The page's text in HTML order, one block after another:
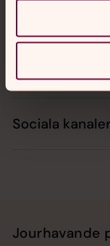
Sociala kanaler
Jourhavande